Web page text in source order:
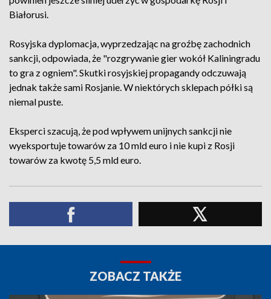
Białorusi.
Rosyjska dyplomacja, wyprzedzając na groźbę zachodnich
sankcji, odpowiada, że "rozgrywanie gier wokół Kaliningradu
to gra z ogniem". Skutki rosyjskiej propagandy odczuwają
jednak także sami Rosjanie. W niektórych sklepach półki są
niemal puste.
Eksperci szacują, że pod wpływem unijnych sankcji nie
wyeksportuje towarów za 10 mld euro i nie kupi z Rosji
towarów za kwotę 5,5 mld euro.
ZOBACZ TAKŻE